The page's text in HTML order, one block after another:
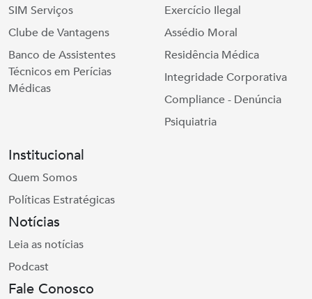
SIM Serviços
Clube de Vantagens
Banco de Assistentes
Técnicos em Perícias
Médicas
Exercício Ilegal
Assédio Moral
Residência Médica
Integridade Corporativa
Compliance - Denúncia
Psiquiatria
Institucional
Quem Somos
Políticas Estratégicas
Notícias
Leia as notícias
Podcast
Fale Conosco